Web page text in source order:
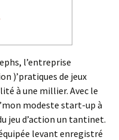
l’entreprise
)’pratiques de jeux
à une millier. Avec le
modeste start-up à
jeu d’action un tantinet.
levant enregistré